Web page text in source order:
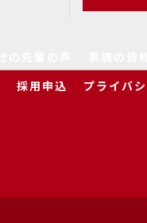
採用申込
プライバ